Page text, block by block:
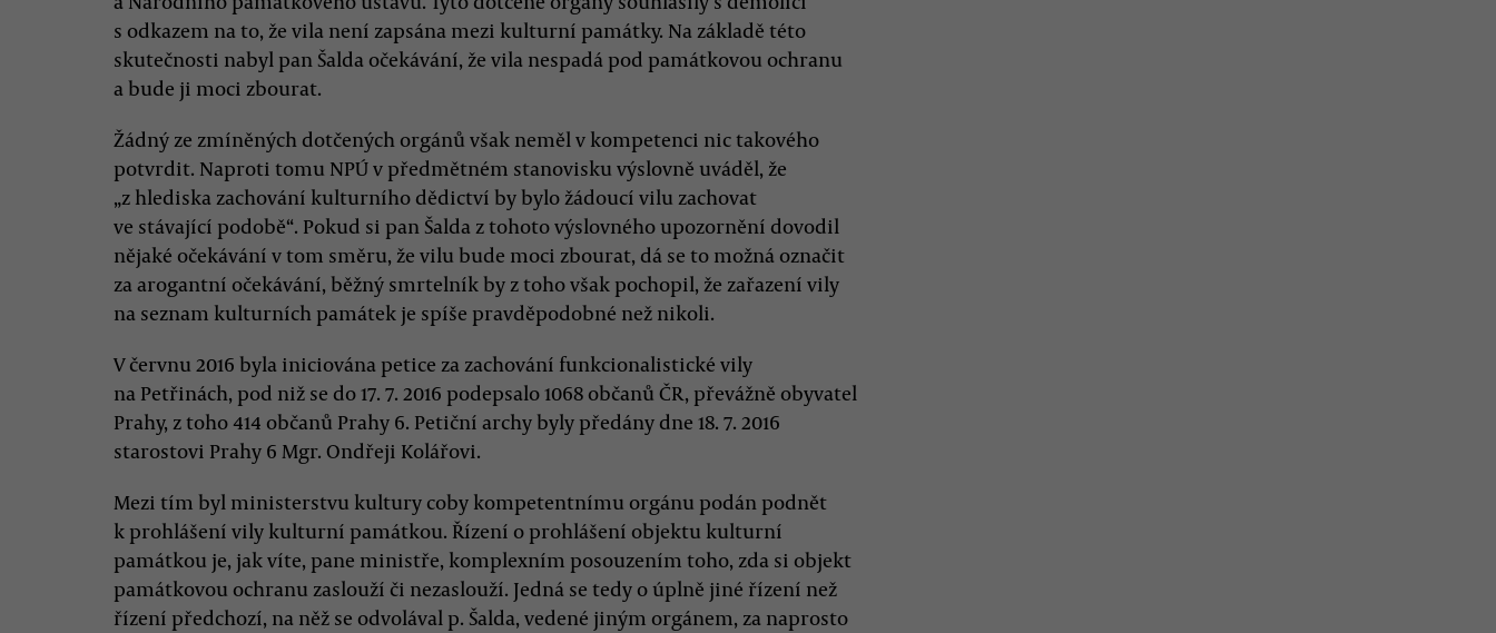
s odkazem na to, že vila není zapsána mezi kulturní památky. Na základě této
skutečnosti nabyl pan Šalda očekávání, že vila nespadá pod památkovou ochranu
a bude ji moci zbourat.
Žádný ze zmíněných dotčených orgánů však neměl v kompetenci nic takového
potvrdit. Naproti tomu NPÚ v předmětném stanovisku výslovně uváděl, že
„z hlediska zachování kulturního dědictví by bylo žádoucí vilu zachovat
ve stávající podobě“. Pokud si pan Šalda z tohoto výslovného upozornění dovodil
nějaké očekávání v tom směru, že vilu bude moci zbourat, dá se to možná označit
za arogantní očekávání, běžný smrtelník by z toho však pochopil, že zařazení vily
na seznam kulturních památek je spíše pravděpodobné než nikoli.
V červnu 2016 byla iniciována petice za zachování funkcionalistické vily
na Petřinách, pod niž se do 17. 7. 2016 podepsalo 1068 občanů ČR, převážně obyvatel
Prahy, z toho 414 občanů Prahy 6. Petiční archy byly předány dne 18. 7. 2016
starostovi Prahy 6 Mgr. Ondřeji Kolářovi.
Mezi tím byl ministerstvu kultury coby kompetentnímu orgánu podán podnět
k prohlášení vily kulturní památkou. Řízení o prohlášení objektu kulturní
památkou je, jak víte, pane ministře, komplexním posouzením toho, zda si objekt
památkovou ochranu zaslouží či nezaslouží. Jedná se tedy o úplně jiné řízení než
řízení předchozí, na něž se odvolával p. Šalda, vedené jiným orgánem, za naprosto